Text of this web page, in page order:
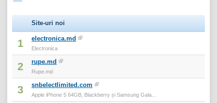
Site-uri noi
1 electronica.md
Electronica
2 rupe.md
Rupe.md
3 snbelectlimited.com
Apple iPhone 5 64GB, Blackberry și Samsung Gala...